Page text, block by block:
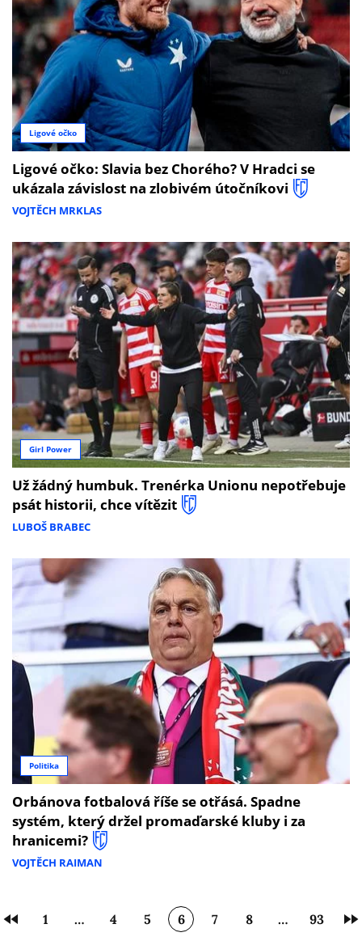
Ligové očko
Ligové očko: Slavia bez Chorého? V Hradci se
ukázala závislost na zlobivém útočníkovi
VOJTĚCH MRKLAS
Girl Power
Už žádný humbuk. Trenérka Unionu nepotřebuje
psát historii, chce vítězit
LUBOŠ BRABEC
Politika
Orbánova fotbalová říše se otřásá. Spadne
systém, který držel promaďarské kluby i za
hranicemi?
VOJTĚCH RAIMAN
1 … 4 5 6 7 8 … 93